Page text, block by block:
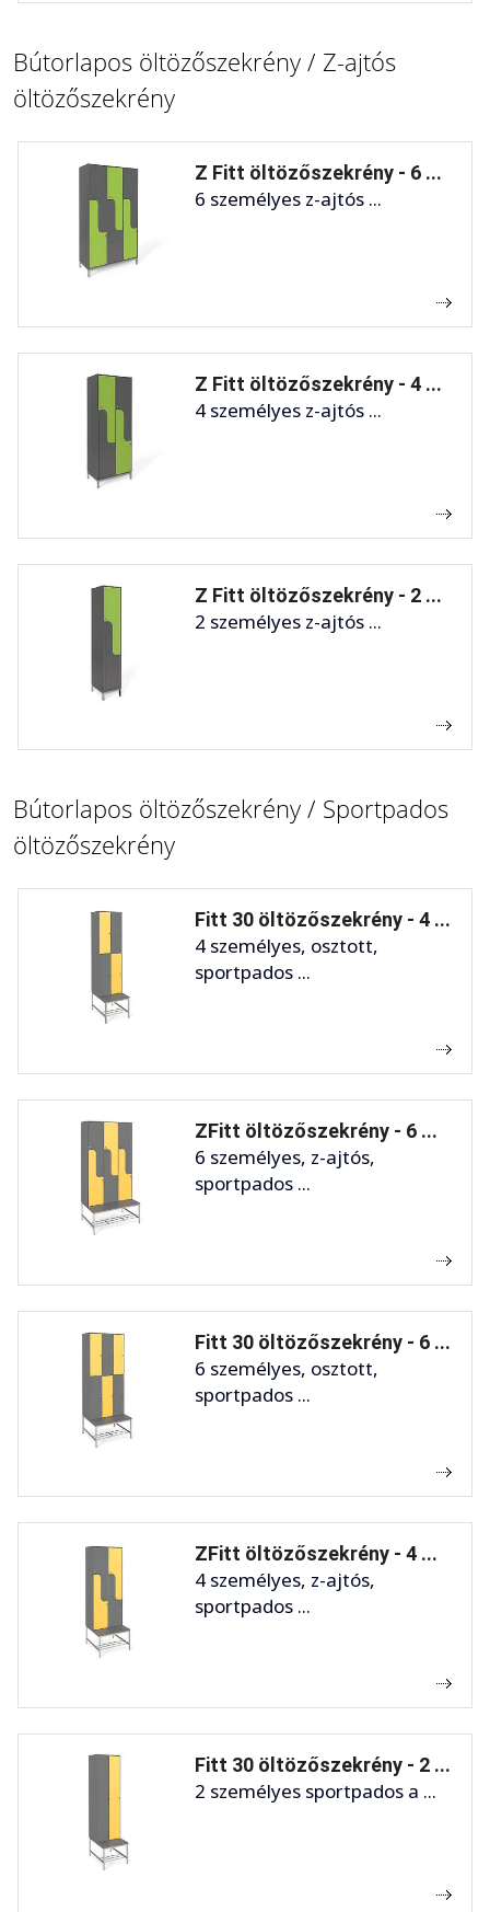
Bútorlapos öltözőszekrény / Z-ajtós
öltözőszekrény
Z Fitt öltözőszekrény - 6 ...
6 személyes z-ajtós ...
Z Fitt öltözőszekrény - 4 ...
4 személyes z-ajtós ...
Z Fitt öltözőszekrény - 2 ...
2 személyes z-ajtós ...
Bútorlapos öltözőszekrény / Sportpados
öltözőszekrény
Fitt 30 öltözőszekrény - 4 ...
4 személyes, osztott,
sportpados ...
ZFitt öltözőszekrény - 6 ...
6 személyes, z-ajtós,
sportpados ...
Fitt 30 öltözőszekrény - 6 ...
6 személyes, osztott,
sportpados ...
ZFitt öltözőszekrény - 4 ...
4 személyes, z-ajtós,
sportpados ...
Fitt 30 öltözőszekrény - 2 ...
2 személyes sportpados a ...